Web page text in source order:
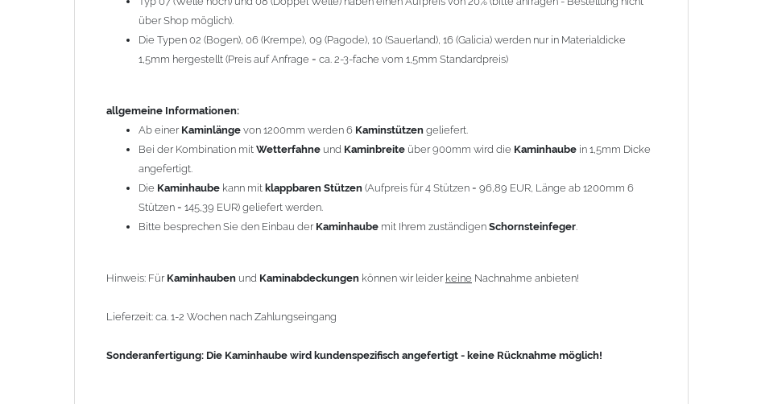
Zum Bild vergößern, bitte auf das Bild klicken!
über Shop möglich).
Die Typen 02 (Bogen), 06 (Krempe), 09 (Pagode), 10 (Sauerland), 16 (Galicia) werden nur in Materialdicke
1,5mm hergestellt (Preis auf Anfrage = ca. 2-3-fache vom 1,5mm Standardpreis)
allgemeine Informationen:
Ab einer Kaminlänge von 1200mm werden 6 Kaminstützen geliefert.
Bei der Kombination mit Wetterfahne und Kaminbreite über 900mm wird die Kaminhaube in 1,5mm Dicke
angefertigt.
Die Kaminhaube kann mit klappbaren Stützen (Aufpreis für 4 Stützen = 96,89 EUR, Länge ab 1200mm 6
Stützen = 145,39 EUR) geliefert werden.
Bitte besprechen Sie den Einbau der Kaminhaube mit Ihrem zuständigen Schornsteinfeger
Hinweis: Für Kaminhauben und Kaminabdeckungen können wir leider keine Nachnahme anbieten!
Lieferzeit: ca. 1-2 Wochen nach Zahlungseingang
Sonderanfertigung: Die Kaminhaube wird kundenspezifisch angefertigt - keine Rücknahme möglich!